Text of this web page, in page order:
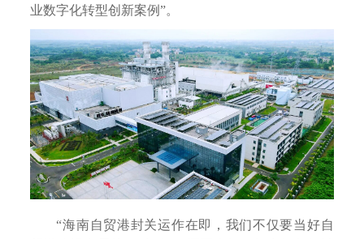
业数字化转型创新案例”。
“海南自贸港封关运作在即，我们不仅要当好自